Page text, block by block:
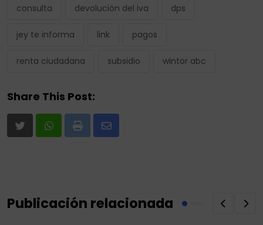
consulta devolución del iva dps
jey te informa link pagos
renta ciudadana subsidio wintor abc
Share This Post:
Print
Share
Publicación relacionada